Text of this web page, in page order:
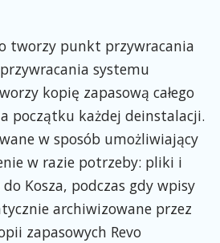
tworzy punkt przywracania
systemu
kopię zapasową całego
początku każdej deinstalacji.
w sposób umożliwiający
w razie potrzeby: pliki i
Kosza, podczas gdy wpisy
archiwizowane przez
zapasowych Revo